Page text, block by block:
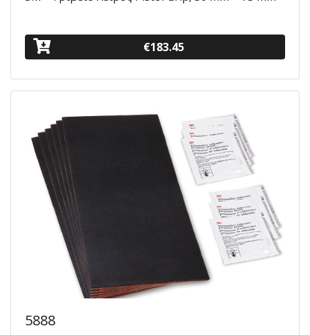
€183.45
5888